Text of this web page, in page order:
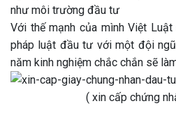
như môi trường đầu tư
Với thế mạnh của mình Việt
pháp luật đầu tư với một đội
năm kinh nghiệm chắc chắn sẽ
( xin cấp chứng